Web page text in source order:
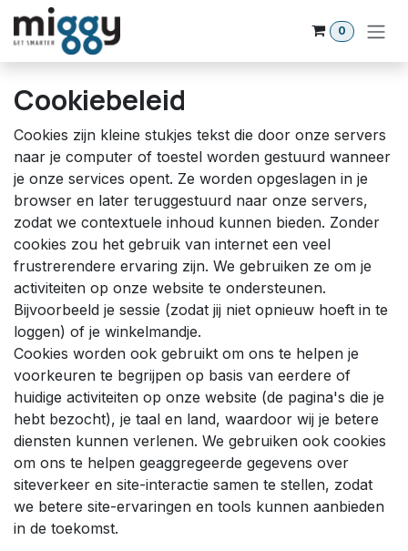
Overslaan naar inhoud
0
Cookiebeleid
Cookies zijn kleine stukjes tekst die door onze servers
naar je computer of toestel worden gestuurd wanneer
je onze services opent. Ze worden opgeslagen in je
browser en later teruggestuurd naar onze servers,
zodat we contextuele inhoud kunnen bieden. Zonder
cookies zou het gebruik van internet een veel
frustrerendere ervaring zijn. We gebruiken ze om je
activiteiten op onze website te ondersteunen.
Bijvoorbeeld je sessie (zodat jij niet opnieuw hoeft in te
loggen) of je winkelmandje.
Cookies worden ook gebruikt om ons te helpen je
voorkeuren te begrijpen op basis van eerdere of
huidige activiteiten op onze website (de pagina's die je
hebt bezocht), je taal en land, waardoor wij je betere
diensten kunnen verlenen. We gebruiken ook cookies
om ons te helpen geaggregeerde gegevens over
siteverkeer en site-interactie samen te stellen, zodat
we betere site-ervaringen en tools kunnen aanbieden
in de toekomst.